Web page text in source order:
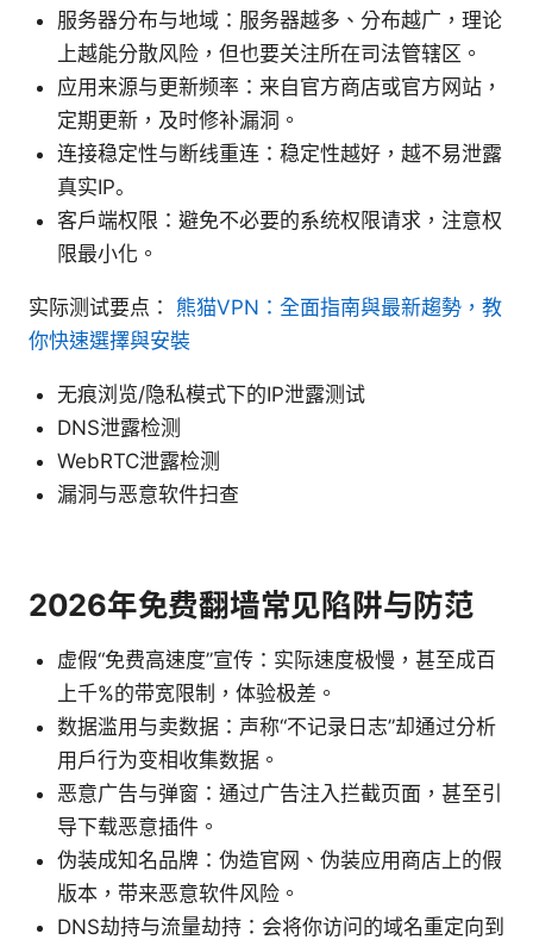
服务器分布与地域：服务器越多、分布越广，理论
上越能分散风险，但也要关注所在司法管辖区。
应用来源与更新频率：来自官方商店或官方网站，
定期更新，及时修补漏洞。
连接稳定性与断线重连：稳定性越好，越不易泄露
真实IP。
客户端权限：避免不必要的系统权限请求，注意权
限最小化。
实际测试要点： 熊猫VPN：全面指南與最新趨勢，教
你快速選擇與安裝
无痕浏览/隐私模式下的IP泄露测试
DNS泄露检测
WebRTC泄露检测
漏洞与恶意软件扫查
2026年免费翻墙常见陷阱与防范
虚假“免费高速度”宣传：实际速度极慢，甚至成百
上千%的带宽限制，体验极差。
数据滥用与卖数据：声称“不记录日志”却通过分析
用户行为变相收集数据。
恶意广告与弹窗：通过广告注入拦截页面，甚至引
导下载恶意插件。
伪装成知名品牌：伪造官网、伪装应用商店上的假
版本，带来恶意软件风险。
DNS劫持与流量劫持：会将你访问的域名重定向到